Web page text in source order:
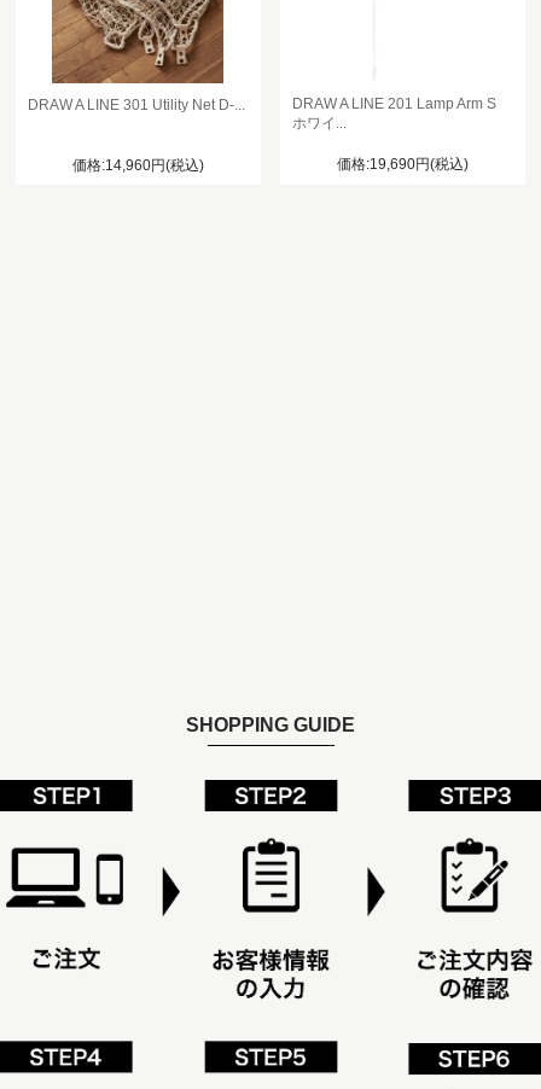
DRAW A LINE 301 Utility Net D-...
価格:14,960円(税込)
DRAW A LINE 201 Lamp Arm S
ホワイ...
価格:19,690円(税込)
SHOPPING GUIDE